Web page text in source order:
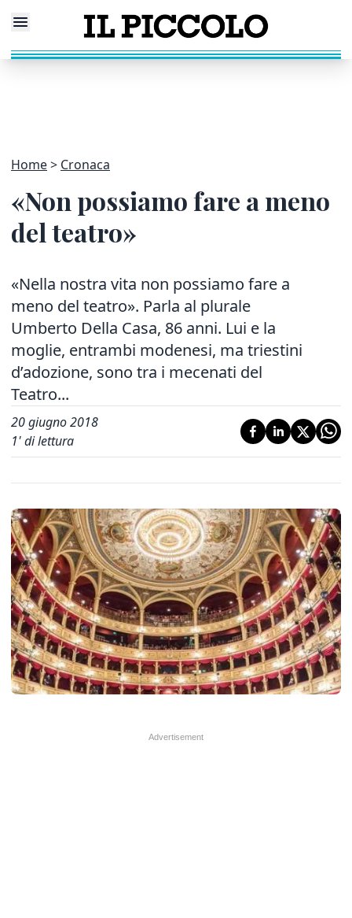
Home Cronaca
«Non possiamo fare a meno
del teatro»
«Nella nostra vita non possiamo fare a
meno del teatro». Parla al plurale
Umberto Della Casa, 86 anni. Lui e la
moglie, entrambi modenesi, ma triestini
d’adozione, sono tra i mecenati del
Teatro...
20 giugno 2018
1' di lettura